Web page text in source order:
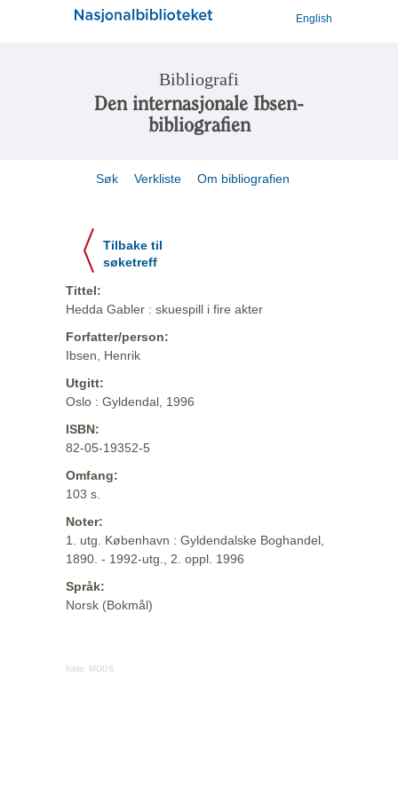
English
Bibliografi
Den internasjonale Ibsen-
bibliografien
Søk Verkliste Om bibliografien
Tilbake til
søketreff
Tittel:
Hedda Gabler : skuespill i fire akter
Forfatter/person:
Ibsen, Henrik
Utgitt:
Oslo : Gyldendal, 1996
ISBN:
82-05-19352-5
Omfang:
103 s.
Noter:
1. utg. København : Gyldendalske Boghandel,
1890. - 1992-utg., 2. oppl. 1996
Språk:
Norsk (Bokmål)
Kilde: MODS